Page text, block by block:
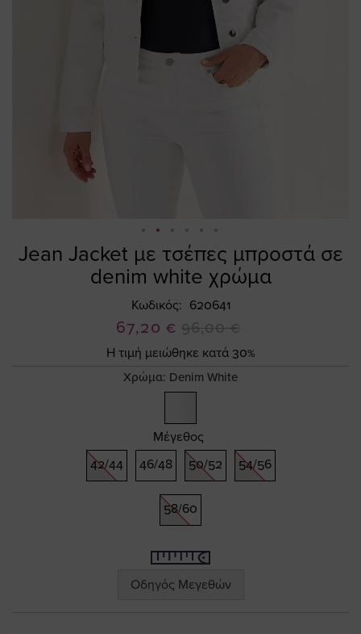
Jean Jacket με τσέπες μπροστά σε
denim white χρώμα
Κωδικός 620641
Ειδική
Τιμή
67,20 € 96,00 €
Η τιμή μειώθηκε κατά 30%
Χρώμα: Denim White
Μέγεθος
42/44
46/48 50/52 54/56
58/60
Οδηγός Μεγεθών
Skip